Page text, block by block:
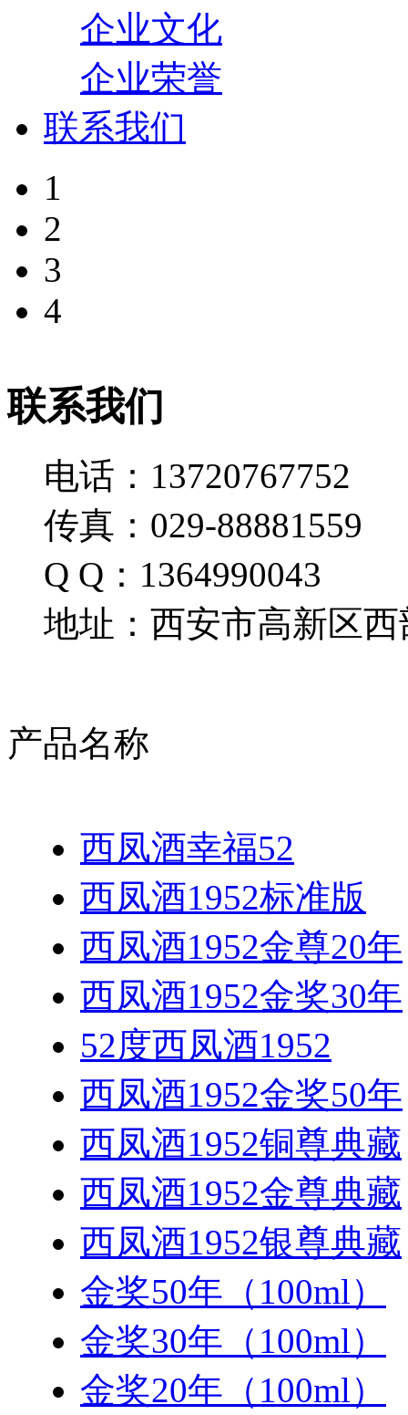
企业文化
企业荣誉
联系我们
1
2
3
4
联系我们
电话：13720767752
传真：029-88881559
Q Q：1364990043
地址：西安市高新区西
产品名称
西凤酒幸福52
西凤酒1952标准版
西凤酒1952金尊20年
西凤酒1952金奖30年
52度西凤酒1952
西凤酒1952金奖50年
西凤酒1952铜尊典藏
西凤酒1952金尊典藏
西凤酒1952银尊典藏
金奖50年（100ml）
金奖30年（100ml）
金奖20年（100ml）